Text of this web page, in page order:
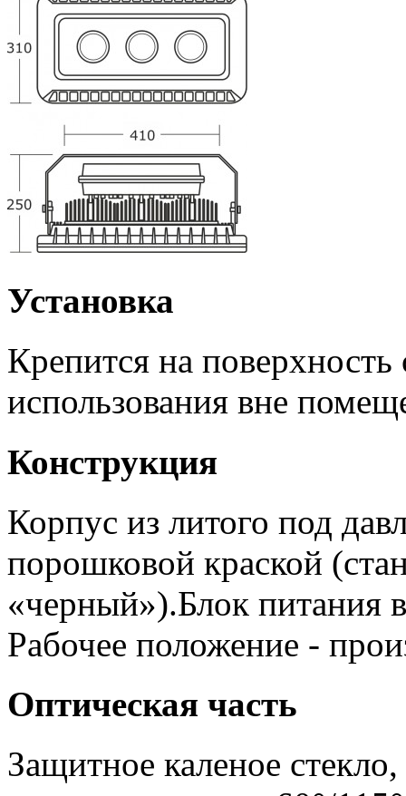
Установка
Крепится на
использования вне
Конструкция
Корпус из литого под
порошковой краской
«черный»).Блок питания
Рабочее положение -
Оптическая часть
Защитное каленое